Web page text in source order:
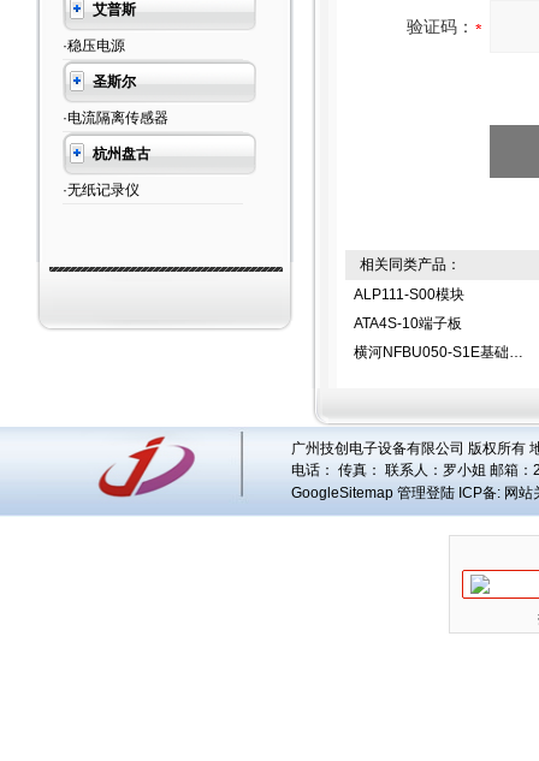
艾普斯
·稳压电源
圣斯尔
·电流隔离传感器
杭州盘古
·无纸记录仪
验证码：
相关同类产品：
ALP111-S00模块
ATA4S-10端子板
横河NFBU050-S1E基础模块
广州技创电子设备有限公司 版权所有
电话： 传真： 联系人： 罗小姐 邮箱：
GoogleSitemap 管理登陆 ICP备: 网站